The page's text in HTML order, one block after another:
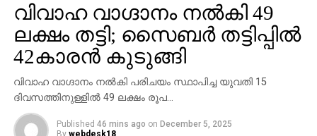
വിവാഹ വാഗ്ദാനം നല്‍കി 49
ലക്ഷം തട്ടി; സൈബര്‍ തട്ടിപ്പില്‍
42കാരന്‍ കുടുങ്ങി
വിവാഹ വാഗ്ദാനം നല്‍കി പരിചയം സ്ഥാപിച്ച യുവതി 15
ദിവസത്തിനുള്ളില്‍ 49 ലക്ഷം രൂപ…
Published 46 mins ago on December 5, 2025
By webdesk18